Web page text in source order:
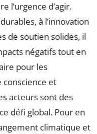
l’urgence d’agir.
à l’innovation
de soutien solides, il
négatifs tout en
pour les
conscience et
acteurs sont des
défi global. Pour en
climatique et